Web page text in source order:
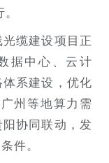
缆建设项目正
据中心、云计
系建设，优化
州等地算力需
协同联动，发
件。